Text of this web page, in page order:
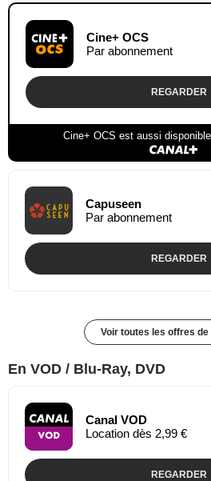
Cine+ OCS
Par abonnement
REGARDER
Cine+ OCS est aussi
Capuseen
Par abonnement
REGARDER
Voir toutes les offres
En VOD / Blu-Ray, DVD
Canal VOD
Location dès 2,99 €
REGARDER